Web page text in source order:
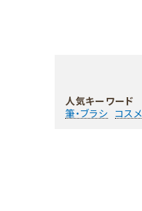
人気キーワード
筆・ブラシ コスメ